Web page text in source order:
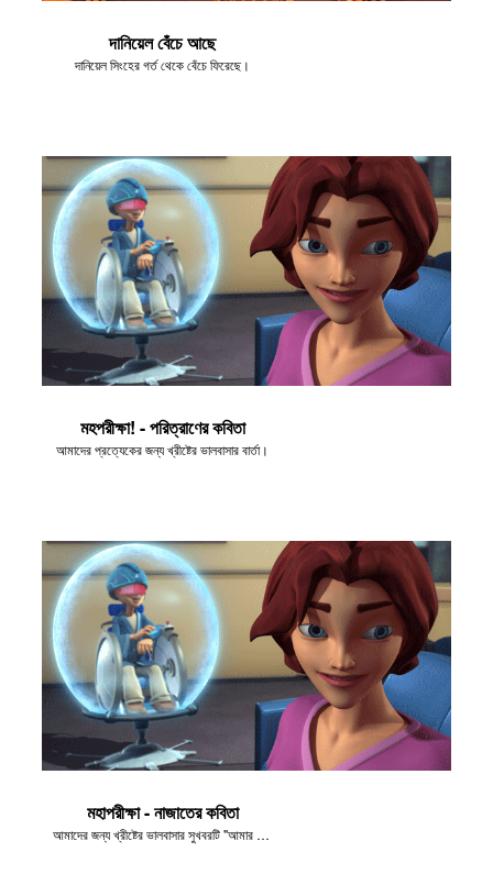
দানিয়েল বেঁচে আছে
দানিয়েল সিংহের গর্ত থেকে বেঁচে ফিরেছে।
মহপরীক্ষা! - পরিত্রাণের কবিতা
আমাদের প্রত্যেকের জন্য খ্রীষ্টের ভালবাসার বার্তা।
মহাপরীক্ষা - নাজাতের কবিতা
আমাদের জন্য খ্রীষ্টের ভালবাসার সুখবরটি "আমার লোকদের যেতে দাও!" এর দৃশ্যগুলো থেকে নেওয়া হয়েছে।